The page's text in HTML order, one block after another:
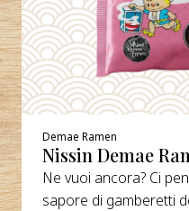
Demae Ramen
Nissin Demae
Ne vuoi ancora? Ci
sapore di gamberetti